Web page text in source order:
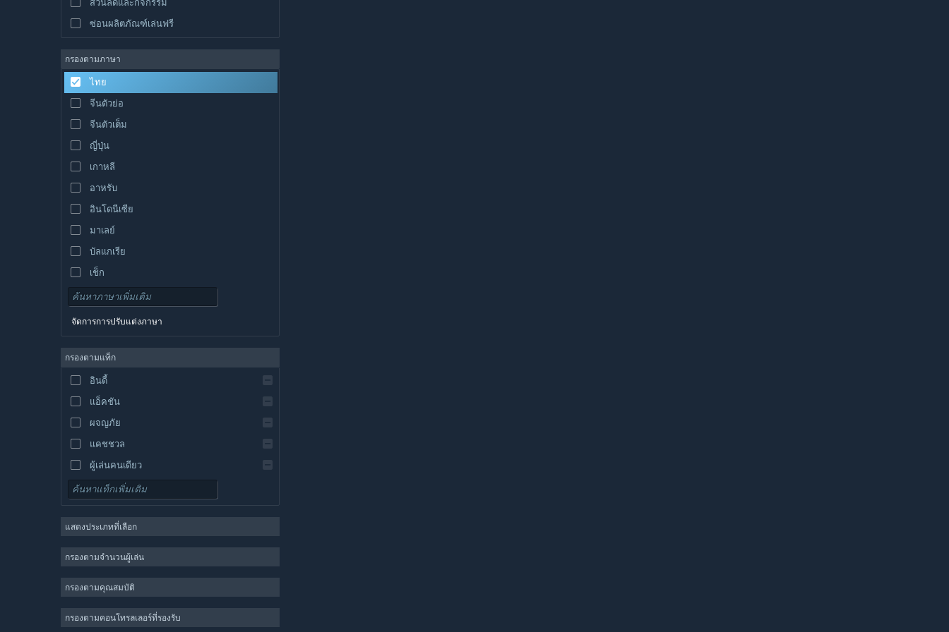
ซ่อนผลิตภัณฑ์เล่นฟรี
กรองตามภาษา
ไทย
จีนตัวย่อ
จีนตัวเต็ม
ญี่ปุ่น
เกาหลี
อาหรับ
อินโดนีเซีย
มาเลย์
บัลแกเรีย
เช็ก
เดนมาร์ก
สเปน
สเปน-ลาตินอเมริกา
กรีก
จัดการการปรับแต่งภาษา
กรองตามแท็ก
อินดี้
แอ็คชัน
ผจญภัย
แคชชวล
ผู้เล่นคนเดียว
จำลองสถานการณ์
กลยุทธ์
3 มิติ
แสดงประเภทที่เลือก
กรองตามจำนวนผู้เล่น
กรองตามคุณสมบัติ
กรองตามคอนโทรลเลอร์ที่รองรับ